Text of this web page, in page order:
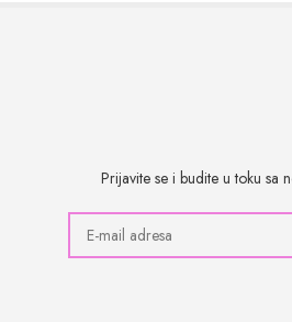
Prijavite se i budite u toku sa